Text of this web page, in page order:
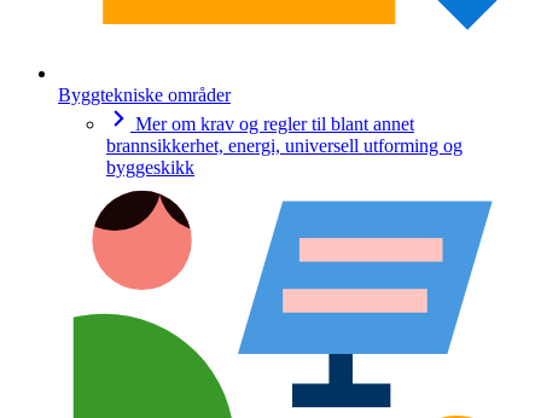
Byggtekniske områder
Mer om krav og regler til blant annet
brannsikkerhet, energi, universell utforming og
byggeskikk